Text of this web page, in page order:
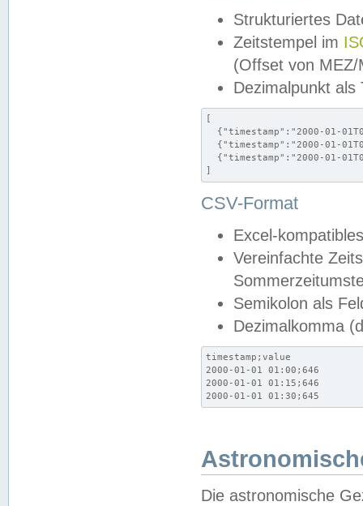
Strukturiertes
Zeitstempel im
(Offset von MEZ/
Dezimalpunkt als
[
{"timestamp":"2000-01-
{"timestamp":"2000-01-
{"timestamp":"2000-01-
]
CSV-Format
Excel-
Vereinfachte
Semikolon als
Dezimalkomma
timestamp;value
2000-01-01 01:00;646
2000-01-01 01:15;646
2000-01-01 01:30;645
Die astronomische